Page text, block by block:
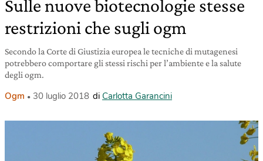
Sulle nuove biotecnologie stesse
restrizioni che sugli ogm
Secondo la Corte di Giustizia europea le tecniche di mutagenesi
potrebbero comportare gli stessi rischi per l’ambiente e la salute
degli ogm.
Ogm 30 luglio 2018 di Carlotta Garancini